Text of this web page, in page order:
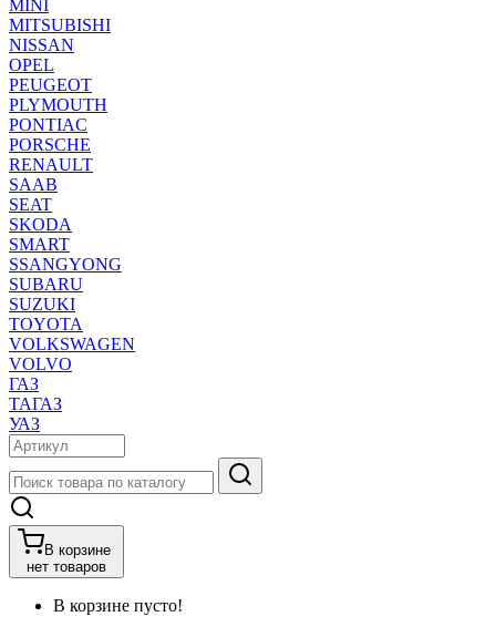
MINI
MITSUBISHI
NISSAN
OPEL
PEUGEOT
PLYMOUTH
PONTIAC
PORSCHE
RENAULT
SAAB
SEAT
SKODA
SMART
SSANGYONG
SUBARU
SUZUKI
TOYOTA
VOLKSWAGEN
VOLVO
ГАЗ
ТАГАЗ
УАЗ
В корзине
нет товаров
В корзине пусто!